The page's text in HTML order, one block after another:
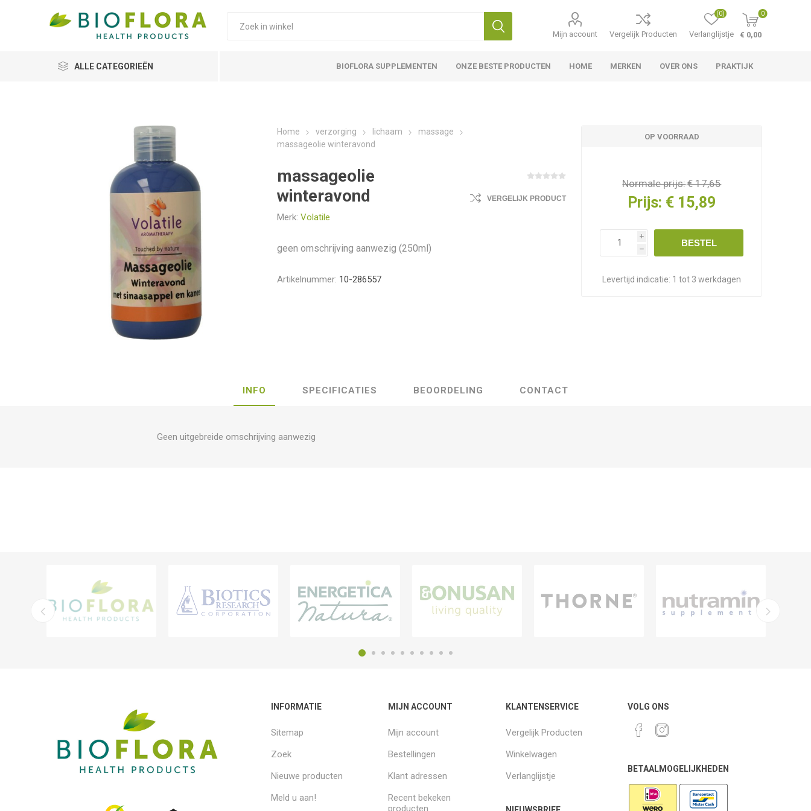
Mijn account Vergelijk Producten Verlanglijstje
(0) 0
€ 0,00
ALLE CATEGORIEËN BIOFLORA SUPPLEMENTEN ONZE BESTE PRODUCTEN HOME MERKEN OVER ONS PRAKTIJK
Home verzorging lichaam
massage
massageolie winteravond
massageolie
winteravond
Merk: Volatile
VERGELIJK PRODUCT
geen omschrijving aanwezig (250ml)
Artikelnummer: 10-286557
OP VOORRAAD
Normale prijs:€ 17,65
Prijs: € 15,89
i
h
BESTEL
Levertijd indicatie: 1 tot 3 werkdagen
INFO SPECIFICATIES BEOORDELING CONTACT
Geen uitgebreide omschrijving aanwezig
INFORMATIE
Sitemap
Zoek
Nieuwe producten
Meld u aan!
MIJN ACCOUNT
Mijn account
Bestellingen
Klant adressen
Recent bekeken
producten
KLANTENSERVICE
Vergelijk Producten
Winkelwagen
Verlanglijstje
VOLG ONS
BETAALMOGELIJKHEDEN